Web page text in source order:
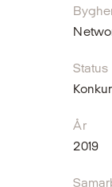
Status
År
2019